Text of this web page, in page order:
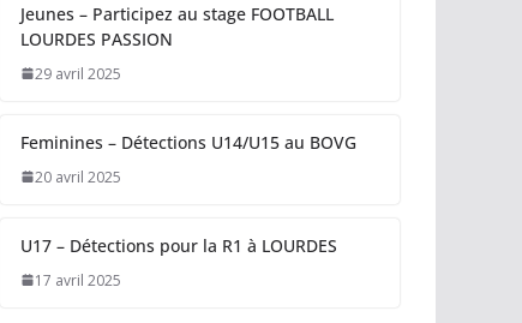
Jeunes – Participez au stage FOOTBALL
LOURDES PASSION
29 avril 2025
Feminines – Détections U14/U15 au BOVG
20 avril 2025
U17 – Détections pour la R1 à LOURDES
17 avril 2025